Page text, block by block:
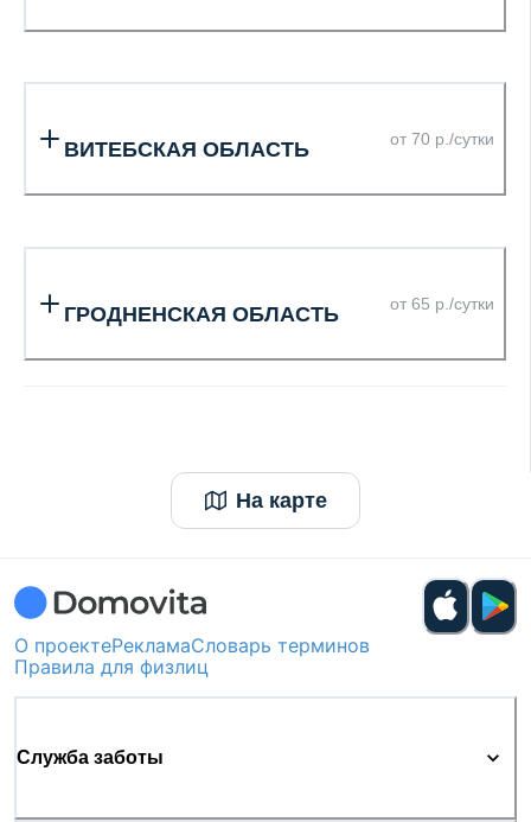
ВИТЕБСКАЯ ОБЛАСТЬ от 70 р./сутки
ГРОДНЕНСКАЯ ОБЛАСТЬ от 65 р./сутки
На карте
О проектеРекламаСловарь терминов
Правила для физлиц
Служба заботы